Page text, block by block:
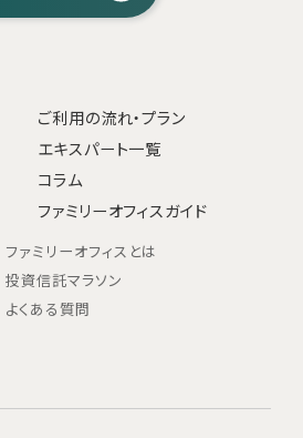
ご利用の流れ・プラン
エキスパート一覧
コラム
ファミリーオフィスガイド
ファミリーオフィスとは
投資信託マラソン
よくある質問